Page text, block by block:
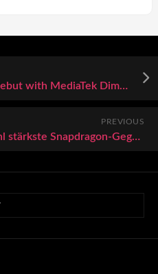
OPPO Find X9 Series will Debut with MediaTek Dimensity 9500 SoC
PREVIOUS
Dimensity 9500: Der wohl stärkste Snapdragon-Gegner für Android-Smartphones